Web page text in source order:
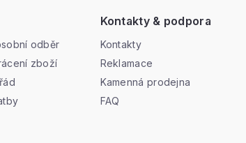
odběr
zboží
Kontakty & podpora
Kontakty
Reklamace
Kamenná prodejna
FAQ